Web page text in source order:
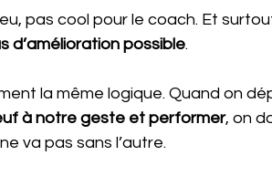
pas cool pour le coach. Et
d’amélioration possible.
la même logique. Quand on
à notre geste et performer, on
ne va pas sans l’autre.